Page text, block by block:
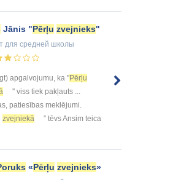
Jānis "Pērļu zvejnieks"
для средней школы
apgalvojumu, ka ''Pērļu
'' viss tiek pakļauts ...
patiesības meklējumi.
zvejniekā
” tēvs Ansim teica
«Pērļu zvejnieks»